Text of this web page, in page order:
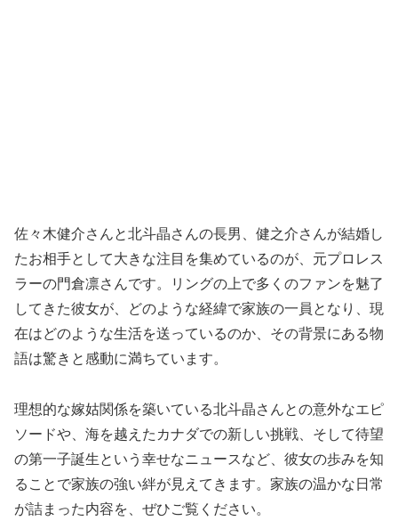
佐々木健介さんと北斗晶さんの長男、健之介さんが結婚し
たお相手として大きな注目を集めているのが、元プロレス
ラーの門倉凛さんです。リングの上で多くのファンを魅了
してきた彼女が、どのような経緯で家族の一員となり、現
在はどのような生活を送っているのか、その背景にある物
語は驚きと感動に満ちています。
理想的な嫁姑関係を築いている北斗晶さんとの意外なエピ
ソードや、海を越えたカナダでの新しい挑戦、そして待望
の第一子誕生という幸せなニュースなど、彼女の歩みを知
ることで家族の強い絆が見えてきます。家族の温かな日常
が詰まった内容を、ぜひご覧ください。